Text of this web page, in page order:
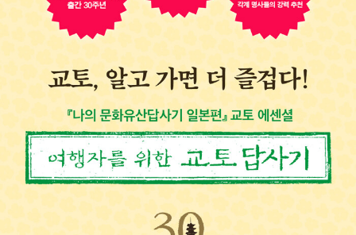
《조선시대 화론 연구》, 《화인열전》, 《완당평전》, 평론집으로 《80년
대 미술의 현장과 작가들》, 《다시, 현실과 전통의 지평에서》, 《정직한
등이 있다. 간행물윤리위 출판저작상(1998), 제18회 만해문학상(2